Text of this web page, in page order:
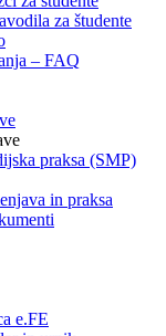
za študente
– FAQ
praksa (SMP)
in praksa
e.FE